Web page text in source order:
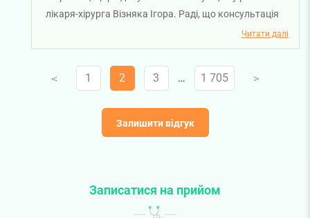
лікаря-хірурга Візняка Ігора. Раді, що консультація
та огляд залишили позитивні враження, а робота
лікаря й асистентки виправдала ваші очікування.
Бажаємо вам міцного здоров’я!
Читати далі
V 1 2 3 … 1 705 V
Залишити відгук
Записатися на прийом